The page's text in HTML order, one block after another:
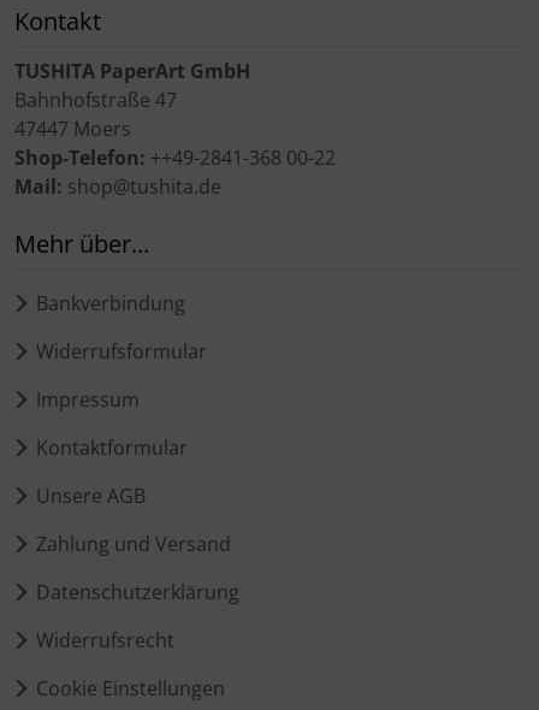
Kontakt
TUSHITA PaperArt GmbH
Bahnhofstraße 47
47447 Moers
Shop-Telefon: ++49-2841-368 00-22
Mail: shop@tushita.de
Mehr über...
Bankverbindung
Widerrufsformular
Impressum
Kontaktformular
Unsere AGB
Zahlung und Versand
Datenschutzerklärung
Widerrufsrecht
Cookie Einstellungen